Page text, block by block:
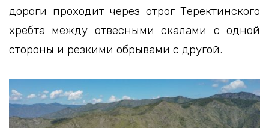
дороги проходит через отрог Теректинского
хребта между отвесными скалами с одной
стороны и резкими обрывами с другой.